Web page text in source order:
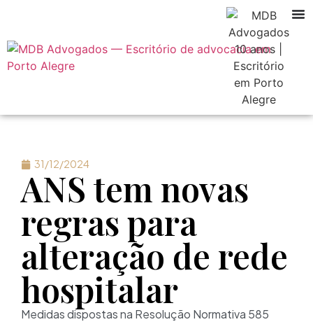
31/12/2024
ANS tem novas
regras para
alteração de rede
hospitalar
Medidas dispostas na Resolução Normativa 585